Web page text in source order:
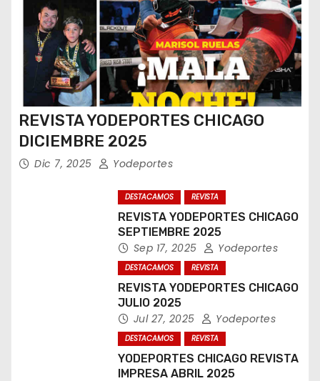
REVISTA YODEPORTES CHICAGO
DICIEMBRE 2025
Dic 7, 2025 Yodeportes
DESTACAMOS REVISTA
REVISTA YODEPORTES CHICAGO
SEPTIEMBRE 2025
Sep 17, 2025 Yodeportes
DESTACAMOS REVISTA
REVISTA YODEPORTES CHICAGO
JULIO 2025
Jul 27, 2025 Yodeportes
DESTACAMOS REVISTA
YODEPORTES CHICAGO REVISTA
IMPRESA ABRIL 2025